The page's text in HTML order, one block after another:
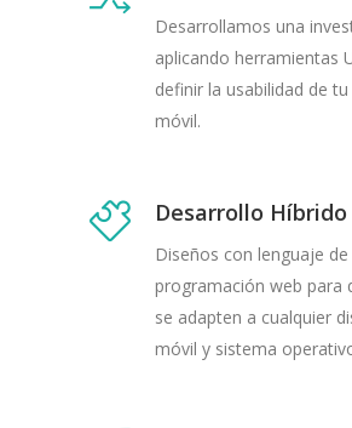
Desarrollamos una
aplicando herramientas
definir la usabilidad de
móvil.
Desarrollo Híbrido
Diseños con lenguaje de
programación web para
se adapten a cualquier
móvil y sistema